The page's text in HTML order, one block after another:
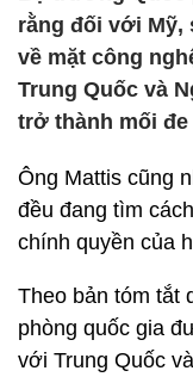
rằng đối với Mỹ,
về mặt công
Trung Quốc và
trở thành mối
Ông Mattis cũng
đều đang tìm
chính quyền của
Theo bản tóm tắt
phòng quốc gia
với Trung Quốc